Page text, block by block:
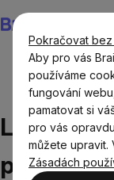
Pokračovat
Aby pro vás
používáme
fungování
pamatovat si
pro vás
můžete upravit.
Zásadách
na
obsah
Blog Lesk
Lesk
přírodní